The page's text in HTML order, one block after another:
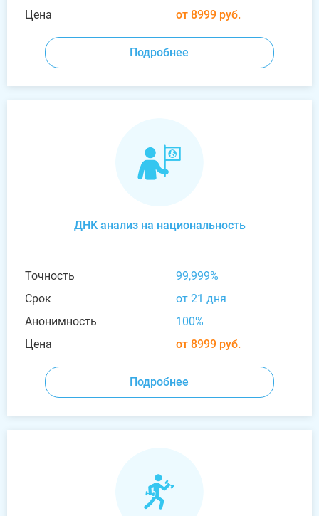
Цена
от 8999 руб.
Подробнее
ДНК анализ на национальность
Точность
99,999%
Срок
от 21 дня
Анонимность
100%
Цена
от 8999 руб.
Подробнее